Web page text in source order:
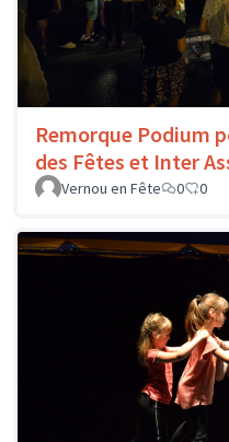
Remorque Podium
des Fêtes et Inter
Vernou en Fête
0 0